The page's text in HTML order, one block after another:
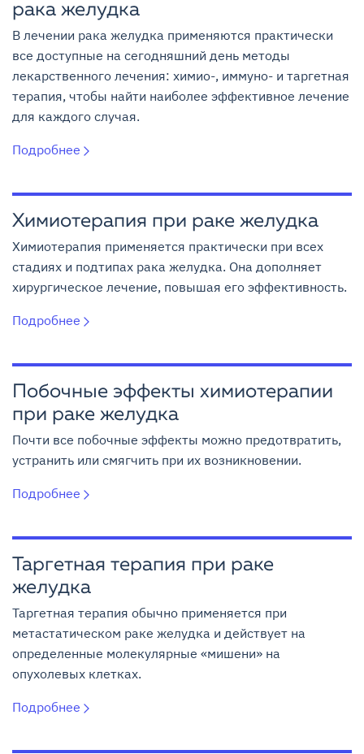
рака желудка
В лечении рака желудка применяются практически
все доступные на сегодняшний день методы
лекарственного лечения: химио-, иммуно- и таргетная
терапия, чтобы найти наиболее эффективное лечение
для каждого случая.
Подробнее
Химиотерапия при раке желудка
Химиотерапия применяется практически при всех
стадиях и подтипах рака желудка. Она дополняет
хирургическое лечение, повышая его эффективность.
Подробнее
Побочные эффекты химиотерапии
при раке желудка
Почти все побочные эффекты можно предотвратить,
устранить или смягчить при их возникновении.
Подробнее
Таргетная терапия при раке
желудка
Таргетная терапия обычно применяется при
метастатическом раке желудка и действует на
определенные молекулярные «мишени» на
опухолевых клетках.
Подробнее